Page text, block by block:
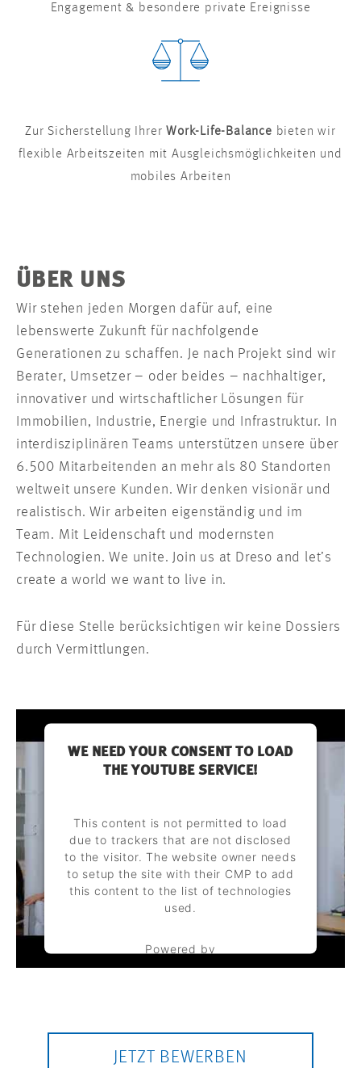
Engagement & besondere private Ereignisse
Zur Sicherstellung IhrerWork-Life-Balance bieten wir
flexible Arbeitszeiten mit Ausgleichsmöglichkeiten und
mobiles Arbeiten
ÜBER UNS
Wir stehen jeden Morgen dafür auf, eine
lebenswerte Zukunft für nachfolgende
Generationen zu schaffen. Je nach Projekt sind wir
Berater, Umsetzer – oder beides – nachhaltiger,
innovativer und wirtschaftlicher Lösungen für
Immobilien, Industrie, Energie und Infrastruktur. In
interdisziplinären Teams unterstützen unsere über
6.500 Mitarbeitenden an mehr als 80 Standorten
weltweit unsere Kunden. Wir denken visionär und
realistisch. Wir arbeiten eigenständig und im
Team. Mit Leidenschaft und modernsten
Technologien. We unite. Join us at Dreso and let’s
create a world we want to live in.
Für diese Stelle berücksichtigen wir keine Dossiers
durch Vermittlungen.
WE NEED YOUR CONSENT TO LOAD
THE YOUTUBE SERVICE!
This content is not permitted to load
due to trackers that are not disclosed
to the visitor. The website owner needs
to setup the site with their CMP to add
this content to the list of technologies
used.
Powered by
Usercentrics Consent Management
JETZT BEWERBEN